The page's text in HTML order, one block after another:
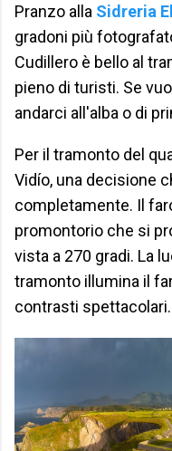
Pranzo alla Sidreria
gradoni più
Cudillero è bello al
pieno di turisti. Se
andarci all'alba o di
Per il tramonto del
Vidío, una decisione
completamente. Il
promontorio che si
vista a 270 gradi. La
tramonto illumina il
contrasti spettacolari.